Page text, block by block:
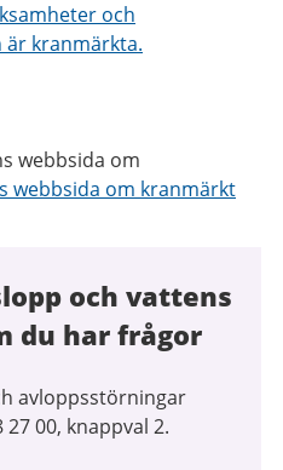
och
kranmärkta.
webbsida om
webbsida om kranmärkt
och vattens
du har frågor
avloppsstörningar
00, knappval 2.